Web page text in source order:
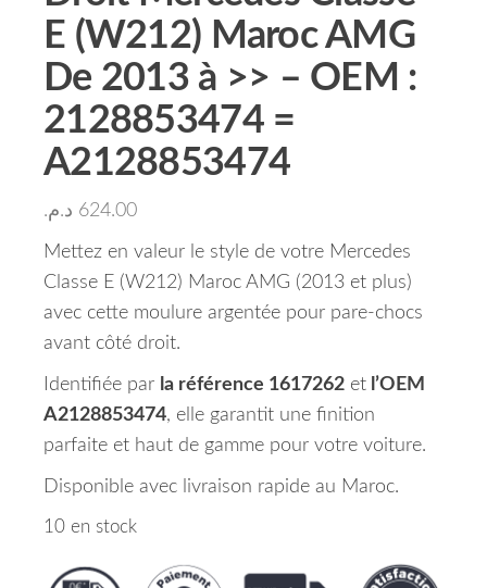
E (W212) Maroc AMG
De 2013 à >> – OEM :
2128853474 =
A2128853474
624.00 د.م.
Mettez en valeur le style de votre Mercedes
Classe E (W212) Maroc AMG (2013 et plus)
avec cette moulure argentée pour pare-chocs
avant côté droit.
Identifiée par la référence 1617262 et l’OEM
A2128853474, elle garantit une finition
parfaite et haut de gamme pour votre voiture.
Disponible avec livraison rapide au Maroc.
10 en stock